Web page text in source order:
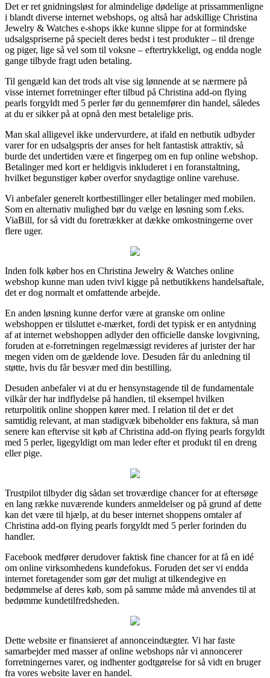
Det er ret gnidningsløst for almindelige dødelige at prissammenligne
i blandt diverse internet webshops, og altså har adskillige Christina
Jewelry & Watches e-shops ikke kunne slippe for at formindske
udsalgspriserne på specielt deres bedst i test produkter – til drenge
og piger, lige så vel som til voksne – eftertrykkeligt, og endda nogle
gange tilbyde fragt uden betaling.
Til gengæld kan det trods alt vise sig lønnende at se nærmere på
visse internet forretninger efter tilbud på Christina add-on flying
pearls forgyldt med 5 perler før du gennemfører din handel, således
at du er sikker på at opnå den mest betalelige pris.
Man skal alligevel ikke undervurdere, at ifald en netbutik udbyder
varer for en udsalgspris der anses for helt fantastisk attraktiv, så
burde det undertiden være et fingerpeg om en fup online webshop.
Betalinger med kort er heldigvis inkluderet i en foranstaltning,
hvilket begunstiger køber overfor snydagtige online varehuse.
Vi anbefaler generelt kortbestillinger eller betalinger med mobilen.
Som en alternativ mulighed bør du vælge en løsning som f.eks.
ViaBill, for så vidt du foretrækker at dække omkostningerne over
flere uger.
Inden folk køber hos en Christina Jewelry & Watches online
webshop kunne man uden tvivl kigge på netbutikkens handelsaftale,
det er dog normalt et omfattende arbejde.
En anden løsning kunne derfor være at granske om online
webshoppen er tilsluttet e-mærket, fordi det typisk er en antydning
af at internet webshoppen adlyder den officielle danske lovgivning,
foruden at e-forretningen regelmæssigt revideres af jurister der har
megen viden om de gældende love. Desuden får du anledning til
støtte, hvis du får besvær med din bestilling.
Desuden anbefaler vi at du er hensynstagende til de fundamentale
vilkår der har indflydelse på handlen, til eksempel hvilken
returpolitik online shoppen kører med. I relation til det er det
samtidig relevant, at man stadigvæk bibeholder ens faktura, så man
senere kan eftervise sit køb af Christina add-on flying pearls forgyldt
med 5 perler, ligegyldigt om man leder efter et produkt til en dreng
eller pige.
Trustpilot tilbyder dig sådan set troværdige chancer for at eftersøge
en lang række nuværende kunders anmeldelser og på grund af dette
kan det være til hjælp, at du beser internet shoppens omtaler af
Christina add-on flying pearls forgyldt med 5 perler forinden du
handler.
Facebook medfører derudover faktisk fine chancer for at få en idé
om online virksomhedens kundefokus. Foruden det ser vi endda
internet foretagender som gør det muligt at tilkendegive en
bedømmelse af deres køb, som på samme måde må anvendes til at
bedømme kundetilfredsheden.
Dette website er finansieret af annonceindtægter. Vi har faste
samarbejder med masser af online webshops når vi annoncerer
forretningernes varer, og indhenter godtgørelse for så vidt en bruger
fra vores website laver en handel.